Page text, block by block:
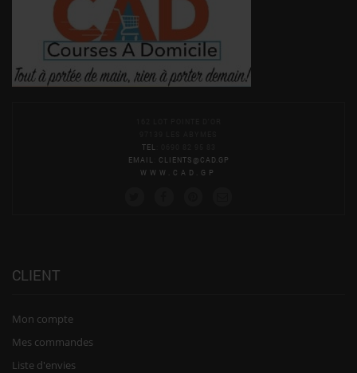
TEL
EMAIL
CLIENTS@CAD.GP
WWW.CAD.GP
CLIENT
Mon compte
Mes commandes
Liste d'envies